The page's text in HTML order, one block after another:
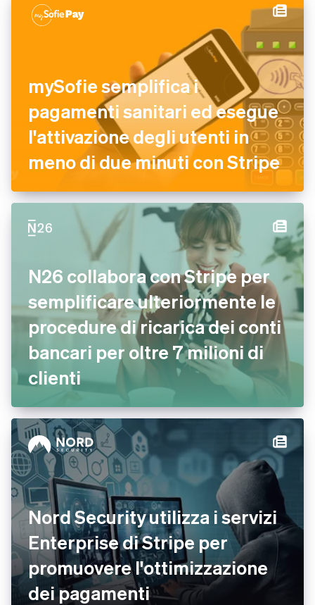
mySofie semplifica i
pagamenti sanitari ed esegue
l'attivazione degli utenti in
meno di due minuti con Stripe
N26 collabora con Stripe per
semplificare ulteriormente le
procedure di ricarica dei conti
bancari per oltre 7 milioni di
clienti
Nord Security utilizza i servizi
Enterprise di Stripe per
promuovere l'ottimizzazione
dei pagamenti